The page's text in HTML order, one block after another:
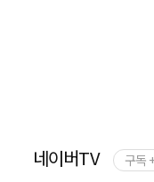
네이버TV 구독 +